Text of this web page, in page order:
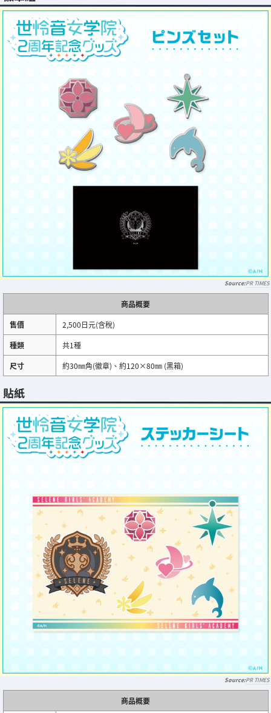
PR TIMES
商品概要
售價
2,500日元(含稅)
種類
共1種
尺寸
約30㎜角(徽章)、約120×80㎜ (黑箱)
貼紙
PR TIMES
商品概要